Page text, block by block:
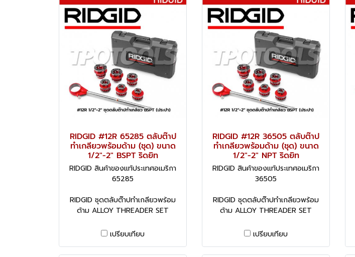
RIDGID #12R 65285 ตลับต๊าป
ทำเกลียวพร้อมด้าม (ชุด) ขนาด
1/2"-2" BSPT ริดยิท
RIDGID สินค้าของแท้ประเทศอเมริกา
65285
RIDGID ชุดตลับต๊าปทำเกลียวพร้อม
ด้าม ALLOY THREADER SET
เปรียบเทียบ
RIDGID #12R 36505 ตลับต๊าป
ทำเกลียวพร้อมด้าม (ชุด) ขนาด
1/2"-2" NPT ริดยิท
RIDGID สินค้าของแท้ประเทศอเมริกา
36505
RIDGID ชุดตลับต๊าปทำเกลียวพร้อม
ด้าม ALLOY THREADER SET
เปรียบเทียบ